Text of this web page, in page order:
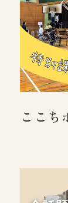
ここち